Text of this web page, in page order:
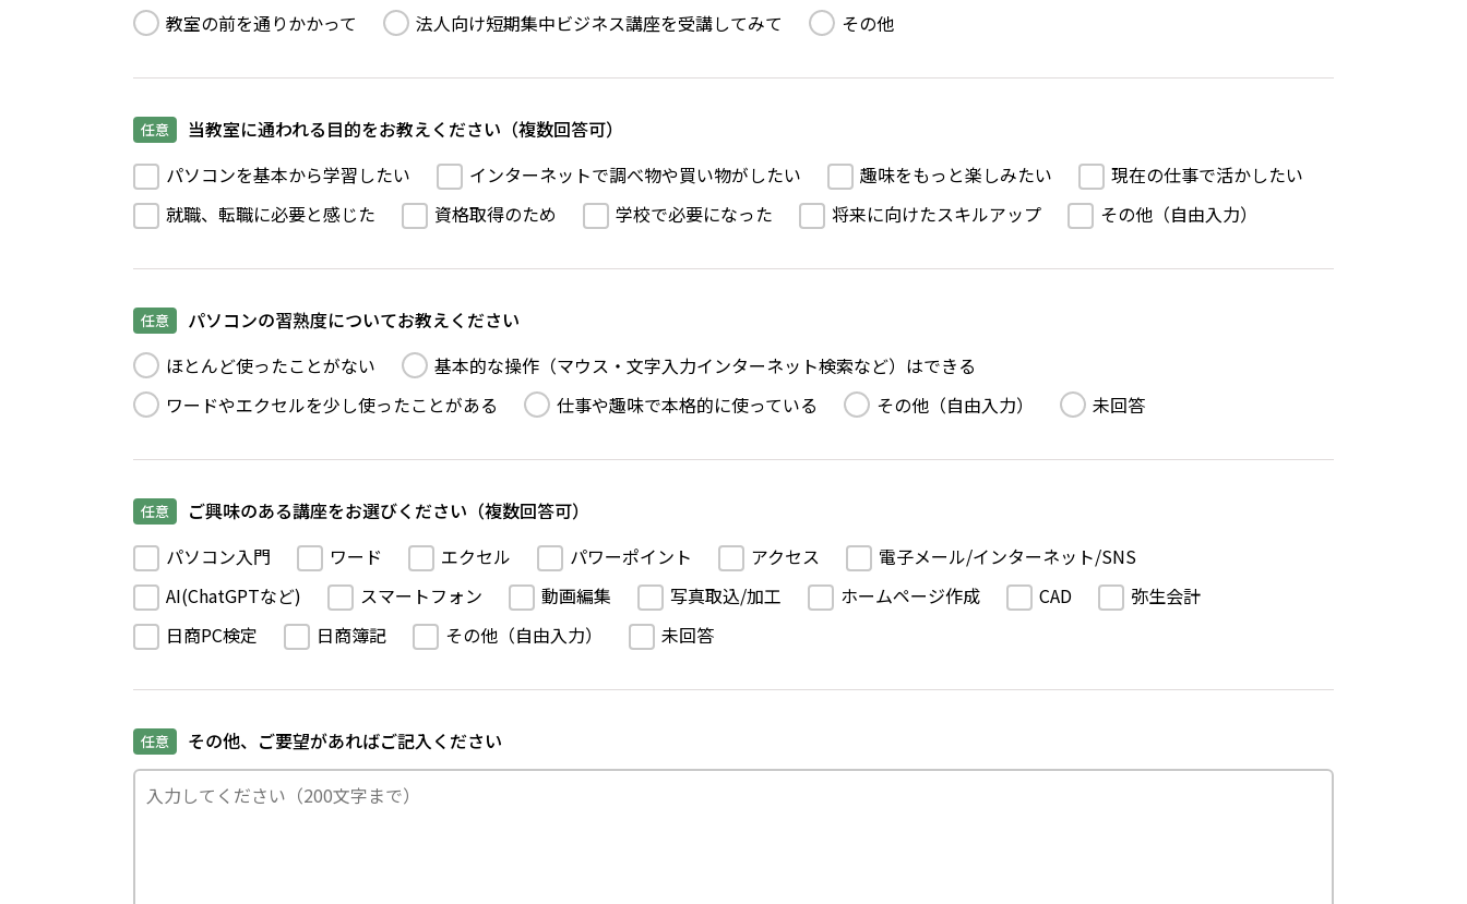
教室の前を通りかかって
法人向け短期集中ビジネス講座を受講してみて その他
任意
当教室に通われる目的をお教えください（複数回答可）
パソコンを基本から学習したい
インターネットで調べ物や買い物がしたい 趣味をもっと楽しみたい
現在の仕事で活かしたい
就職、転職に必要と感じた
資格取得のため 学校で必要になった 将来に向けたスキルアップ その他（自由入力）
任意
パソコンの習熟度についてお教えください
ほとんど使ったことがない
基本的な操作（マウス・文字入力インターネット検索など）はできる
ワードやエクセルを少し使ったことがある
仕事や趣味で本格的に使っている その他（自由入力） 未回答
任意
ご興味のある講座をお選びください（複数回答可）
パソコン入門
ワード エクセル パワーポイント アクセス
電子メール/インターネット/SNS
AI(ChatGPTなど)
スマートフォン 動画編集 写真取込/加工 ホームページ作成 CAD
弥生会計
日商PC検定
日商簿記 その他（自由入力） 未回答
その他、ご要望があればご記入ください
任意